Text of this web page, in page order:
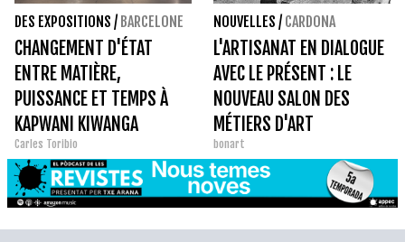
DES EXPOSITIONS / BARCELONE
CHANGEMENT D'ÉTAT
ENTRE MATIÈRE,
PUISSANCE ET TEMPS À
KAPWANI KIWANGA
Carles Toribio
NOUVELLES / CARDONA
L'ARTISANAT EN DIALOGUE
AVEC LE PRÉSENT : LE
NOUVEAU SALON DES
MÉTIERS D'ART
TRADITIONNELS DE
CATALOGNE
bonart